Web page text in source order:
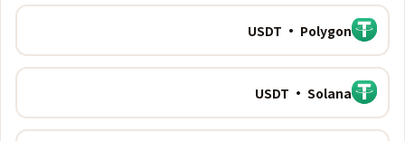
USDT · Polygon
USDT · Solana